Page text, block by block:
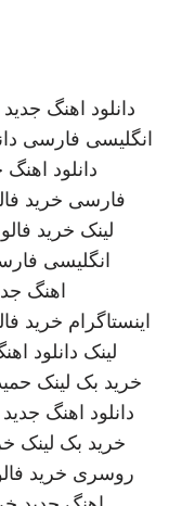
دانلود اهنگ جدید
انگلیسی فارسی
دانلود اهنگ
فارسی خرید
لینک خرید
انگلیسی
اهنگ
اینستاگرام خرید
لینک دانلود
خرید بک لینک
دانلود اهنگ جدید
خرید بک لینک
روسری خرید